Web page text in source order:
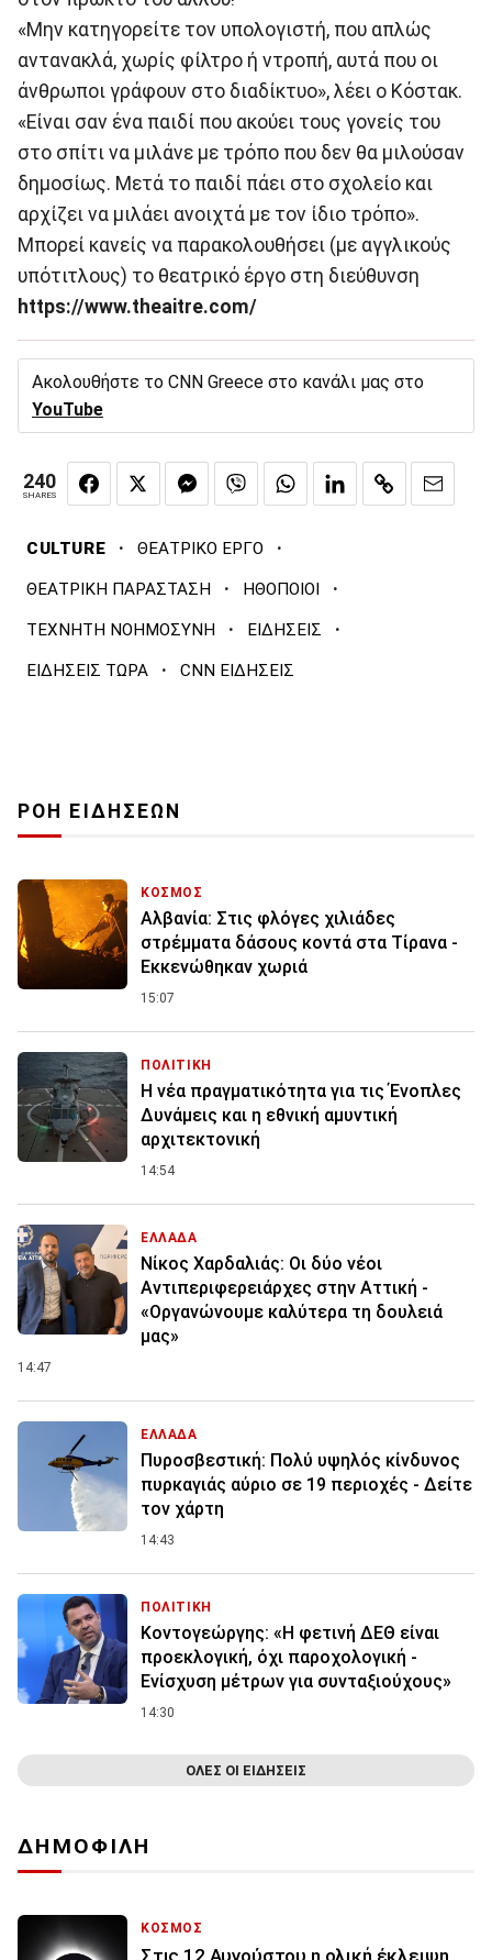
«Μην κατηγορείτε τον υπολογιστή, που απλώς
αντανακλά, χωρίς φίλτρο ή ντροπή, αυτά που οι
άνθρωποι γράφουν στο διαδίκτυο», λέει ο Κόστακ.
«Είναι σαν ένα παιδί που ακούει τους γονείς του
στο σπίτι να μιλάνε με τρόπο που δεν θα μιλούσαν
δημοσίως. Μετά το παιδί πάει στο σχολείο και
αρχίζει να μιλάει ανοιχτά με τον ίδιο τρόπο».
Μπορεί κανείς να παρακολουθήσει (με αγγλικούς
υπότιτλους) το θεατρικό έργο στη διεύθυνση
https://www.theaitre.com/
Ακολουθήστε το CNN Greece στο κανάλι μας στο
YouTube
240
SHARES
CULTURE · ΘΕΑΤΡΙΚΟ ΕΡΓΟ ·
ΘΕΑΤΡΙΚΗ ΠΑΡΑΣΤΑΣΗ · ΗΘΟΠΟΙΟΙ ·
ΤΕΧΝΗΤΗ ΝΟΗΜΟΣΥΝΗ · ΕΙΔΗΣΕΙΣ ·
ΕΙΔΗΣΕΙΣ ΤΩΡΑ · CNN ΕΙΔΗΣΕΙΣ
ΡΟΗ ΕΙΔΗΣΕΩΝ
ΚΟΣΜΟΣ
Αλβανία: Στις φλόγες χιλιάδες
στρέμματα δάσους κοντά στα Τίρανα -
Εκκενώθηκαν χωριά
15:07
ΠΟΛΙΤΙΚΗ
Η νέα πραγματικότητα για τις Ένοπλες
Δυνάμεις και η εθνική αμυντική
αρχιτεκτονική
14:54
ΕΛΛΑΔΑ
Νίκος Χαρδαλιάς: Οι δύο νέοι
Αντιπεριφερειάρχες στην Αττική -
«Οργανώνουμε καλύτερα τη δουλειά
μας»
14:47
ΕΛΛΑΔΑ
Πυροσβεστική: Πολύ υψηλός κίνδυνος
πυρκαγιάς αύριο σε 19 περιοχές - Δείτε
τον χάρτη
14:43
ΠΟΛΙΤΙΚΗ
Κοντογεώργης: «Η φετινή ΔΕΘ είναι
προεκλογική, όχι παροχολογική -
Ενίσχυση μέτρων για συνταξιούχους»
14:30
ΟΛΕΣ ΟΙ ΕΙΔΗΣΕΙΣ
ΔΗΜΟΦΙΛΗ
ΚΟΣΜΟΣ